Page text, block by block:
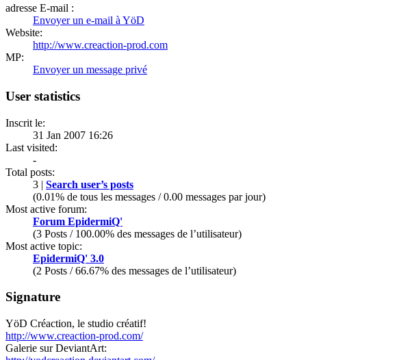
adresse E-mail :
Envoyer un e-mail à YöD
Website:
http://www.creaction-prod.com
MP:
Envoyer un message privé
User statistics
Inscrit le:
31 Jan 2007 16:26
Last visited:
-
Total posts:
3 | Search user’s posts
(0.01% de tous les messages / 0.00 messages par jour)
Most active forum:
Forum EpidermiQ'
(3 Posts / 100.00% des messages de l’utilisateur)
Most active topic:
EpidermiQ' 3.0
(2 Posts / 66.67% des messages de l’utilisateur)
Signature
YöD Créaction, le studio créatif!
http://www.creaction-prod.com/
Galerie sur DeviantArt: